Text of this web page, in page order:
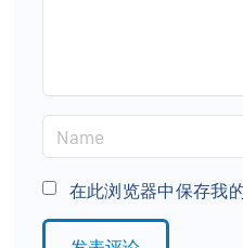
a
m
e
在此浏览器中保存我